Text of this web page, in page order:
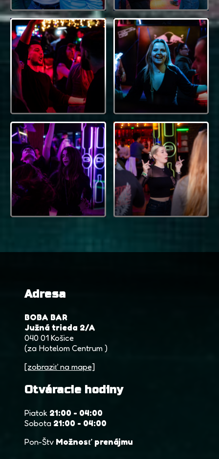
Adresa
BOBA BAR
Južná trieda 2/A
040 01 Košice
(za Hotelom Centrum )
[zobraziť na mape]
Otváracie hodiny
Piatok 21:00 - 04:00
Sobota 21:00 - 04:00
Pon-Štv Možnosť prenájmu